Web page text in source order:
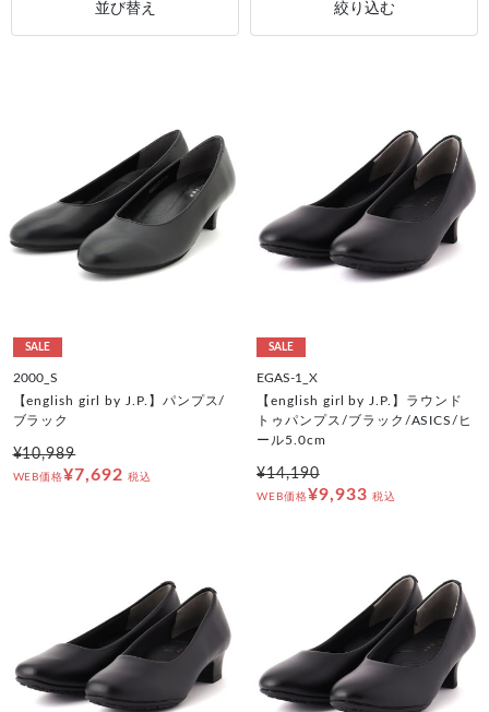
並び替え 絞り込む
SALE
2000_S
【english girl by J.P.】パンプス/
ブラック
¥10,989
WEB価格¥7,692 税込
SALE
EGAS-1_X
【english girl by J.P.】ラウンド
トゥパンプス/ブラック/ASICS/ヒ
ール5.0cm
¥14,190
WEB価格¥9,933 税込